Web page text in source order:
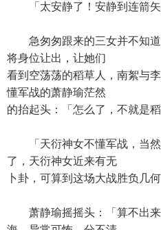
「太安静了！安静到连箭矢
急匆匆跟来的三女并不知道
将身位让出，让她们
看到空荡荡的稻草人，南絮与
懂军战的萧静瑜茫然
的抬起头：「怎么了，不就是稻
「天衍神女不懂军战，当然
了，天衍神女近来有无
卜卦，可算到这场大战胜负几
萧静瑜摇摇头：「算不出来